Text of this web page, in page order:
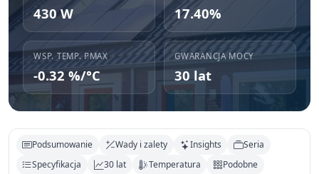
430 W 17.40%
WSP. TEMP. PMAX
-0.32 %/°C
GWARANCJA MOCY
30 lat
Podsumowanie Wady i zalety Insights
Seria
Specyfikacja
30 lat Temperatura
Podobne